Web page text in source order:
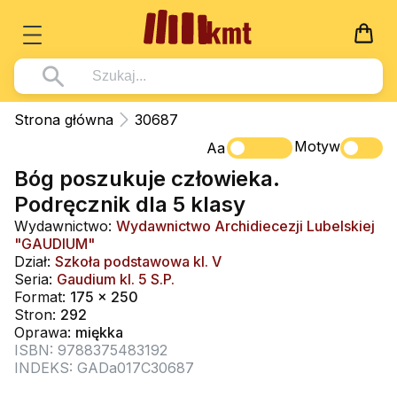
Książki
Wszystko z kategorii - Książki
Pismo Święte
Kościół Katolicki
Duszpasterstwo
Teologia
Życie chrześcijańskie
Duchowość
Literatura piękna
Wszystko z kategorii - Multimedia
DVD
CD-ROM
Muzyka
Rekolekcje i inne na CD
Śpiew i modlitwa
Muzyka klasyczna
Dla Dzieci
Wszystko z kategorii - Dla Dzieci
Literatura (D)
Płyty, DVD (D)
Podręczniki i pomoce dydaktyczne
Podręczniki
Wszystko z kategorii - Podręczniki
Podręczniki i pomoce dydaktyczne
Zabawa i Nauka
Nowości
Zaloguj się
Strona główna
30687
Aa
Motyw
Bóg poszukuje człowieka.
Podręcznik dla 5 klasy
Wydawnictwo: Wydawnictwo Archidiecezji Lubelskiej
"GAUDIUM"
Dział: Szkoła podstawowa kl. V
Seria: Gaudium kl. 5 S.P.
Format: 175 x 250
Stron: 292
Oprawa: miękka
ISBN: 9788375483192
INDEKS: GADa017C30687